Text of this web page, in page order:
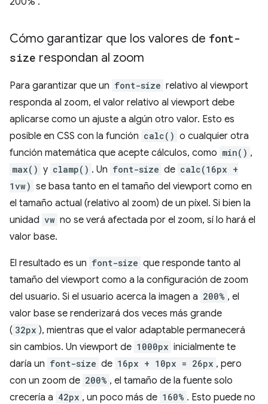
Cómo garantizar que los valores de font-
size respondan al zoom
Para garantizar que un font-size relativo al viewport
responda al zoom, el valor relativo al viewport debe
aplicarse como un ajuste a algún otro valor. Esto es
posible en CSS con la función calc() o cualquier otra
función matemática que acepte cálculos, como min() ,
max() y clamp() . Un font-size de calc(16px +
1vw) se basa tanto en el tamaño del viewport como en
el tamaño actual (relativo al zoom) de un píxel. Si bien la
unidad vw no se verá afectada por el zoom, sí lo hará el
valor base.
El resultado es un font-size que responde tanto al
tamaño del viewport como a la configuración de zoom
del usuario. Si el usuario acerca la imagen a 200% , el
valor base se renderizará dos veces más grande
( 32px ), mientras que el valor adaptable permanecerá
sin cambios. Un viewport de 1000px inicialmente te
daría un font-size de 16px + 10px = 26px , pero
con un zoom de 200% , el tamaño de la fuente solo
crecería a 42px , un poco más de 160% . Esto puede no